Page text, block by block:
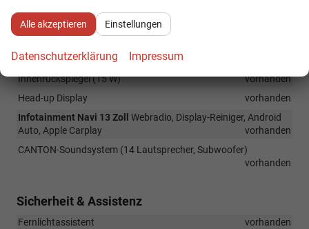
Vorbereitung für Skoda Connect M-Dienst
5x USB-C, 2x vorne (45 W), 2x hinten (45 W), 1x für den
Innenrückspiegel (15 W)
vorhanden
Head-up Display
vorhanden
Infotainment Navi 13 Zoll
Webradio, Display-Reiniger, Android
Auto, Apple Carplay
vorhanden
CANTON-Soundsystem (14 Lautsprecher, Subwoofer)
vorhanden
Sicherheit & Assistenz
Fernlichtassistent
vorhanden
Alle akzeptieren Einstellungen
Datenschutzerklärung Impressum